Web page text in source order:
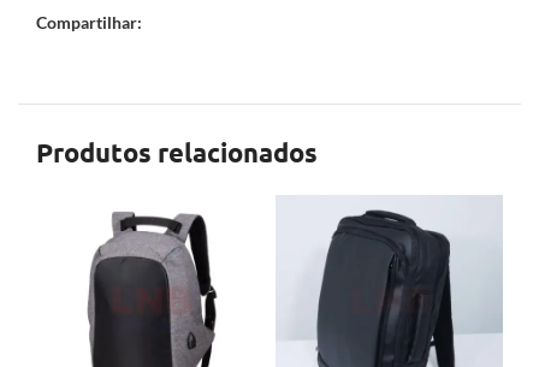
Compartilhar:
Produtos relacionados